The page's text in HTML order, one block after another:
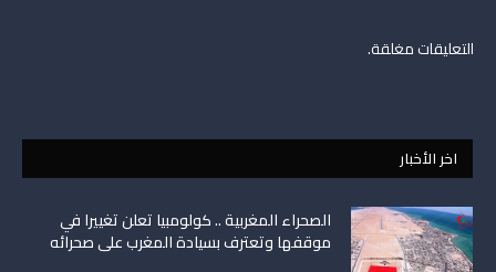
التعليقات مغلقة.
اخر الأخبار
الصحراء المغربية .. كولومبيا تعلن تغييرا في
موقفها وتعترف بسيادة المغرب على صحرائه